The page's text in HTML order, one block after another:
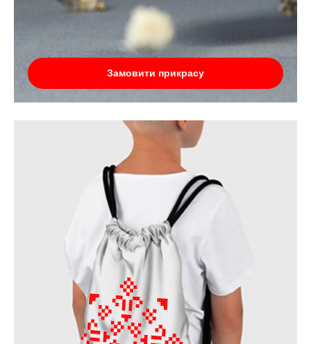
Замовити прикрасу